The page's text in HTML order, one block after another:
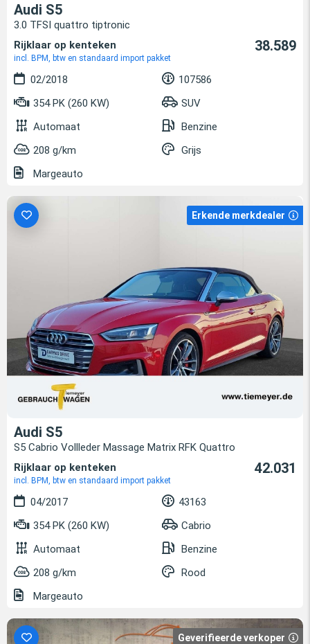
Audi S5
3.0 TFSI quattro tiptronic
Rijklaar op kenteken
incl. BPM, btw en standaard import pakket
38.589
02/2018
107586
354 PK (260 KW)
SUV
Automaat
Benzine
208 g/km
Grijs
Margeauto
Erkende merkdealer
Audi S5
S5 Cabrio Vollleder Massage Matrix RFK Quattro
Rijklaar op kenteken
incl. BPM, btw en standaard import pakket
42.031
04/2017
43163
354 PK (260 KW)
Cabrio
Automaat
Benzine
208 g/km
Rood
Margeauto
Geverifieerde verkoper